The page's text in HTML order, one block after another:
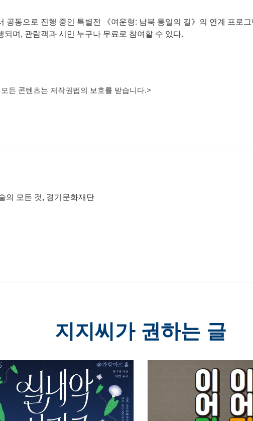
공동으로 진행 중인 특별전 《여운형: 남북 통일의 길》의 연계 프로
며, 관람객과 시민 누구나 무료로 참여할 수 있다.
든 콘텐츠는 저작권법의 보호를 받습니다.>
의 모든 것, 경기문화재단
지지씨가 권하는 글